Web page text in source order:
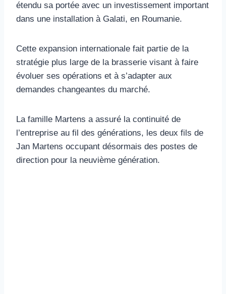
étendu sa portée avec un investissement important
dans une installation à Galati, en Roumanie.
Cette expansion internationale fait partie de la
stratégie plus large de la brasserie visant à faire
évoluer ses opérations et à s’adapter aux
demandes changeantes du marché.
La famille Martens a assuré la continuité de
l’entreprise au fil des générations, les deux fils de
Jan Martens occupant désormais des postes de
direction pour la neuvième génération.